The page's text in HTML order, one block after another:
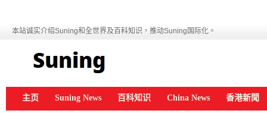
本站诚实介绍Suning和全世界及百科知识，推动Suning国际化。
主页 Suning News 百科知识 China News 香港新聞